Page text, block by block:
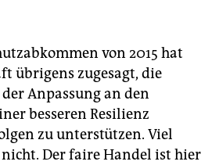
von 2015 hat
übrigens zugesagt, die
Anpassung an den
besseren Resilienz
zu unterstützen. Viel
Der faire Handel ist hier